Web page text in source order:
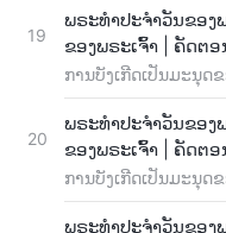
19
ພຣະທຳປະຈຳວັນຂອງ
ຂອງພຣະເຈົ້າ | ຄັດຕອ
ການບັງເກີດເປັນມະນຸດ
20
ພຣະທຳປະຈຳວັນຂອງ
ຂອງພຣະເຈົ້າ | ຄັດຕອ
ການບັງເກີດເປັນມະນຸດ
ພຣະທຳປະຈຳວັນຂອງ